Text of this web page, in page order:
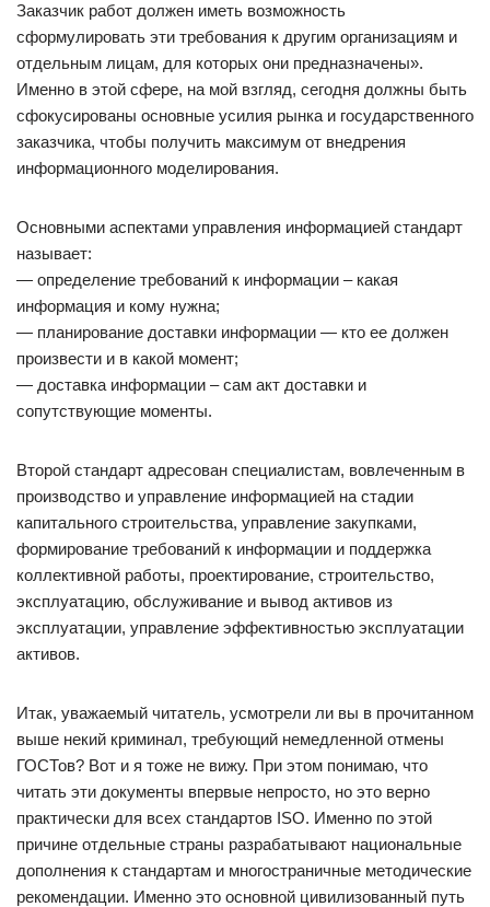
Заказчик работ должен иметь возможность
сформулировать эти требования к другим организациям и
отдельным лицам, для которых они предназначены».
Именно в этой сфере, на мой взгляд, сегодня должны быть
сфокусированы основные усилия рынка и государственного
заказчика, чтобы получить максимум от внедрения
информационного моделирования.
Основными аспектами управления информацией стандарт
называет:
— определение требований к информации – какая
информация и кому нужна;
— планирование доставки информации — кто ее должен
произвести и в какой момент;
— доставка информации – сам акт доставки и
сопутствующие моменты.
Второй стандарт адресован специалистам, вовлеченным в
производство и управление информацией на стадии
капитального строительства, управление закупками,
формирование требований к информации и поддержка
коллективной работы, проектирование, строительство,
эксплуатацию, обслуживание и вывод активов из
эксплуатации, управление эффективностью эксплуатации
активов.
Итак, уважаемый читатель, усмотрели ли вы в прочитанном
выше некий криминал, требующий немедленной отмены
ГОСТов? Вот и я тоже не вижу. При этом понимаю, что
читать эти документы впервые непросто, но это верно
практически для всех стандартов ISO. Именно по этой
причине отдельные страны разрабатывают национальные
дополнения к стандартам и многостраничные методические
рекомендации. Именно это основной цивилизованный путь